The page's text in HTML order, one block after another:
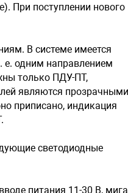
При поступлении нового
В системе имеется
е. одним направлением
только ПДУ-ПТ,
являются
приписано, индикация
светодиодные
питания 11-30 В,